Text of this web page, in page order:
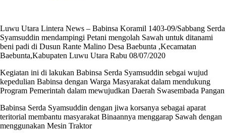
Luwu Utara Lintera News – Babinsa Koramil 1403-09/Sabbang Serda
Syamsuddin mendampingi Petani mengolah Sawah untuk ditanami
beni padi di Dusun Rante Malino Desa Baebunta ,Kecamatan
Baebunta,Kabupaten Luwu Utara Rabu 08/07/2020
Kegiatan ini di lakukan Babinsa Serda Syamsuddin sebgai wujud
kepedulian Babinsa dengan Warga Masyarakat dalam mendukung
Program Pemerintah dalam mewujudkan Daerah Swasembada Pangan
Babinsa Serda Syamsuddin dengan jiwa korsanya sebagai aparat
teritorial membantu masyarakat Binaannya menggarap Sawah dengan
menggunakan Mesin Traktor